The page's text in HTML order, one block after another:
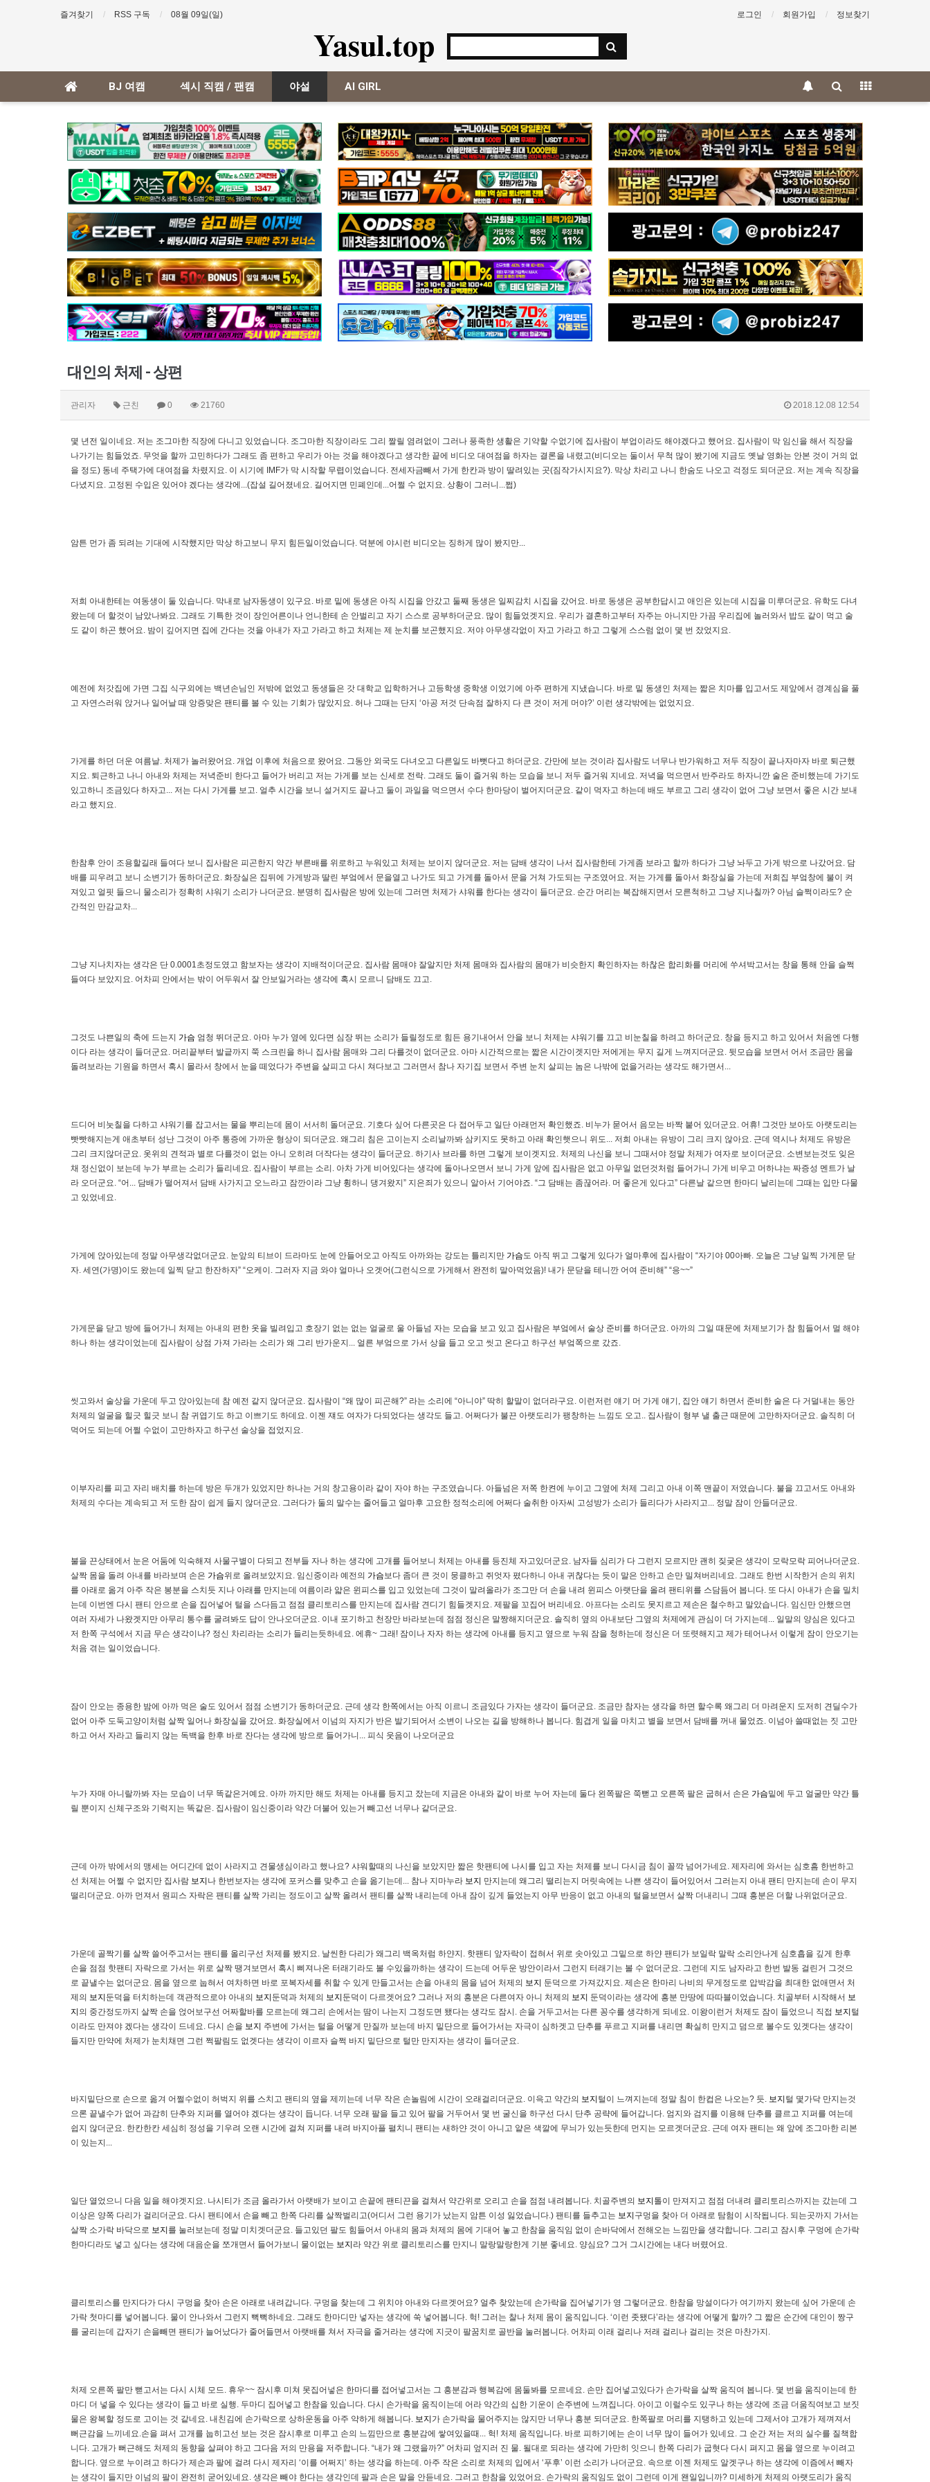
즐겨찾기 RSS 구독 08월 09일(일) 로그인 회원가입 정보찾기
Yasul.top
BJ 여캠 섹시 직캠 / 팬캠 야설 AI GIRL
대인의 처제 - 상편
관리자 근친 0 21760 2018.12.08 12:54
몇 년전 일이네요. 저는 조그마한 직장에 다니고 있었습니다. 조그마한 직장이라도 그리 짤릴 염려없이 그러나 풍족한 생활은 기약할 수없기에 집사람이 부업이라도 해야겠다고 했어요. 집사람이 막 임신을 해서 직장을
나가기는 힘들었죠. 무엇을 할까 고민하다가 그래도 좀 편하고 우리가 아는 것을 해야겠다고 생각한 끝에 비디오 대여점을 하자는 결론을 내렸고(비디오는 둘이서 무척 많이 봤기에 지금도 옛날 영화는 안본 것이 거의 없
을 정도) 동네 주택가에 대여점을 차렸지요. 이 시기에 IMF가 막 시작할 무렵이었습니다. 전세자금빼서 가게 한칸과 방이 딸려있는 곳(짐작가시지요?). 막상 차리고 나니 한숨도 나오고 걱정도 되더군요. 저는 계속 직장을
다녔지요. 고정된 수입은 있어야 겠다는 생각에...(잡설 길어졌네요. 길어지면 민폐인데...어쩔 수 없지요. 상황이 그러니...쩝)
암튼 먼가 좀 되려는 기대에 시작했지만 막상 하고보니 무지 힘든일이었습니다. 덕분에 야시런 비디오는 징하게 많이 봤지만...
저희 아내한테는 여동생이 둘 있습니다. 막내로 남자동생이 있구요. 바로 밑에 동생은 아직 시집을 안갔고 둘째 동생은 일찌감치 시집을 갔어요. 바로 동생은 공부한답시고 애인은 있는데 시집을 미루더군요. 유학도 다녀
왔는데 더 할것이 남았나봐요. 그래도 기특한 것이 장인어른이나 언니한테 손 안벌리고 자기 스스로 공부하더군요. 많이 힘들었겟지요. 우리가 결혼하고부터 자주는 아니지만 가끔 우리집에 놀러와서 밥도 같이 먹고 술
도 같이 하곤 했어요. 밤이 깊어지면 집에 간다는 것을 아내가 자고 가라고 하고 처제는 제 눈치를 보곤했지요. 저야 아무생각없이 자고 가라고 하고 그렇게 스스럼 없이 몇 번 잤었지요.
예전에 처갓집에 가면 그집 식구외에는 백년손님인 저밖에 없었고 동생들은 갓 대학교 입학하거나 고등학생 중학생 이었기에 아주 편하게 지냈습니다. 바로 밑 동생인 처제는 짧은 치마를 입고서도 제앞에서 경계심을 풀
고 자연스러워 앉거나 일어날 때 앙증맞은 팬티를 볼 수 있는 기회가 많았지요. 허나 그때는 단지 ‘아공 저것 단속점 잘하지 다 큰 것이 저게 머야?’ 이런 생각밖에는 없었지요.
가게를 하던 더운 여름날. 처제가 놀러왔어요. 개업 이후에 처음으로 왔어요. 그동안 외국도 다녀오고 다른일도 바뻣다고 하더군요. 간만에 보는 것이라 집사람도 너무나 반가워하고 저두 직장이 끝나자마자 바로 퇴근했
지요. 퇴근하고 나니 아내와 처제는 저녁준비 한다고 들어가 버리고 저는 가게를 보는 신세로 전락. 그래도 둘이 즐거워 하는 모습을 보니 저두 즐거워 지네요. 저녁을 먹으면서 반주라도 하자니깐 술은 준비했는데 가기도
있고하니 조금있다 하자고... 저는 다시 가게를 보고. 얼추 시간을 보니 설거지도 끝나고 둘이 과일을 먹으면서 수다 한마당이 벌어지더군요. 같이 먹자고 하는데 배도 부르고 그리 생각이 없어 그냥 보면서 좋은 시간 보내
라고 했지요.
한참후 안이 조용할길래 들여다 보니 집사람은 피곤한지 약간 부른배를 위로하고 누워있고 처제는 보이지 않더군요. 저는 담배 생각이 나서 집사람한테 가게좀 보라고 할까 하다가 그냥 놔두고 가게 밖으로 나갔어요. 담
배를 피우려고 보니 소변기가 동하더군요. 화장실은 집뒤에 가게방과 딸린 부엌에서 문을열고 나가도 되고 가게를 돌아서 문을 거쳐 가도되는 구조였어요. 저는 가게를 돌아서 화장실을 가는데 저희집 부엌창에 불이 켜
져있고 얼핏 들으니 물소리가 정확히 샤워기 소리가 나더군요. 분명히 집사람은 방에 있는데 그러면 처제가 샤워를 한다는 생각이 들더군요. 순간 머리는 복잡해지면서 모른척하고 그냥 지나칠까? 아님 슬쩍이라도? 순
간적인 만감교차...
그냥 지나치자는 생각은 단 0.0001초정도였고 함보자는 생각이 지배적이더군요. 집사람 몸매야 잘알지만 처제 몸매와 집사람의 몸매가 비슷한지 확인하자는 하찮은 합리화를 머리에 쑤셔박고서는 창을 통해 안을 슬쩍
들여다 보았지요. 어차피 안에서는 밖이 어두워서 잘 안보일거라는 생각에 혹시 모르니 담배도 끄고.
그것도 나쁜일의 축에 드는지 가슴 엄청 뛰더군요. 아마 누가 옆에 있다면 심장 뛰는 소리가 들릴정도로 힘든 용기내어서 안을 보니 처제는 샤워기를 끄고 비눈칠을 하려고 하더군요. 창을 등지고 하고 있어서 처음엔 다행
이다 라는 생각이 들더군요. 머리끝부터 발긑까지 쭉 스크린을 하니 집사람 몸매와 그리 다를것이 없더군요. 아마 시간적으로는 짧은 시간이겟지만 저에게는 무지 길게 느껴지더군요. 뒷모습을 보면서 어서 조금만 몸을
돌려보라는 기원을 하면서 혹시 몰라서 창에서 눈을 떼었다가 주변을 살피고 다시 쳐다보고 그러면서 참나 자기집 보면서 주변 눈치 살피는 놈은 나밖에 없을거라는 생각도 해가면서...
드디어 비눗칠을 다하고 샤워기를 잡고서는 물을 뿌리는데 몸이 서서히 돌더군요. 기호다 싶어 다른곳은 다 접어두고 일단 아래먼저 확인했죠. 비누가 묻어서 음모는 바짝 붙어 있더군요. 어휴! 그것만 보아도 아랫도리는
빳빳해지는게 애초부터 성난 그것이 아주 통증에 가까운 형상이 되더군요. 왜그리 침은 고이는지 소리날까봐 삼키지도 못하고 아래 확인햇으니 위도... 저희 아내는 유방이 그리 크지 않아요. 근데 역시나 처제도 유방은
그리 크지않더군요. 옷위의 견적과 별로 다를것이 없는 아니 오히려 더작다는 생각이 들더군요. 하기사 브라를 하면 그렇게 보이겟지요. 처제의 나신을 보니 그때서야 정말 처제가 여자로 보이더군요. 소변보는것도 잊은
채 정신없이 보는데 누가 부르는 소리가 들리네요. 집사람이 부르는 소리. 아차 가게 비어있다는 생각에 돌아나오면서 보니 가게 앞에 집사람은 없고 아무일 없던것처럼 들어가니 가게 비우고 머하냐는 짜증성 멘트가 날
라 오더군요. “어... 담배가 떨어져서 담배 사가지고 오느라고 잠깐이라 그냥 휭하니 댕겨왔지” 지은죄가 있으니 알아서 기어야죠. “그 담배는 좀끊어라. 머 좋은게 있다고” 다른날 같으면 한마디 날리는데 그때는 입만 다물
고 있었네요.
가게에 앉아있는데 정말 아무생각없더군요. 눈앞의 티브이 드라마도 눈에 안들어오고 아직도 아까와는 강도는 틀리지만 가슴도 아직 뛰고 그렇게 있다가 얼마후에 집사람이 “자기야 00아빠. 오늘은 그냥 일찍 가게문 닫
자. 세연(가명)이도 왔는데 일찍 닫고 한잔하자” “오케이. 그러자 지금 와야 얼마나 오겟어(그런식으로 가게해서 완전히 말아먹었음)! 내가 문닫을 테니깐 어여 준비해” “응~~”
가게문을 닫고 방에 들어가니 처제는 아내의 편한 옷을 빌려입고 호장기 없는 없는 얼굴로 울 아들넘 자는 모습을 보고 있고 집사람은 부엌에서 술상 준비를 하더군요. 아까의 그일 때문에 처제보기가 참 힘들어서 멀 해야
하나 하는 생각이었는데 집사람이 상점 가져 가라는 소리가 왜 그리 반가운지... 얼른 부엌으로 가서 상을 들고 오고 씻고 온다고 하구선 부엌쪽으로 갔죠.
씻고와서 술상을 가운데 두고 앉아있는데 참 예전 같지 않더군요. 집사람이 “왜 많이 피곤해?” 라는 소리에 “아니야” 딱히 할말이 없더라구요. 이런저런 얘기 머 가게 얘기, 집안 얘기 하면서 준비한 술은 다 거덜내는 동안
처제의 얼굴을 힐긋 힐긋 보니 참 귀엽기도 하고 이쁘기도 하데요. 이젠 쟤도 여자가 다되었다는 생각도 들고. 어쩌다가 불끈 아랫도리가 팽창하는 느낌도 오고.. 집사람이 형부 낼 출근 때문에 고만하자더군요. 솔직히 더
먹어도 되는데 어쩔 수없이 고만하자고 하구선 술상을 접었지요.
이부자리를 피고 자리 배치를 하는데 방은 두개가 있었지만 하나는 거의 창고용이라 같이 자야 하는 구조였습니다. 아들넘은 저쪽 한켠에 누이고 그옆에 처제 그리고 아내 이쪽 맨끝이 저였습니다. 불을 끄고서도 아내와
처제의 수다는 계속되고 저 도한 잠이 쉽게 들지 않더군요. 그러다가 둘의 말수는 줄어들고 얼마후 고요한 정적소리에 어쩌다 술취한 아자씨 고성방가 소리가 들리다가 사라지고... 정말 잠이 안들더군요.
불을 끈상태에서 눈은 어둠에 익숙해져 사물구별이 다되고 전부들 자나 하는 생각에 고개를 들어보니 처제는 아내를 등진체 자고있더군요. 남자들 심리가 다 그런지 모르지만 괜히 짖궂은 생각이 모락모락 피어나더군요.
살짝 몸을 돌려 아내를 바라보며 손은 가슴위로 올려보았지요. 임신중이라 예전의 가슴보다 좀더 큰 것이 뭉클하고 쥐엇자 폈다하니 아내 귀찮다는 듯이 말은 안하고 손만 밀쳐버리네요. 그래도 한번 시작한거 손의 위치
를 아래로 옮겨 아주 작은 봉분을 스치듯 지나 아래를 만지는데 여름이라 얇은 윈피스를 입고 있었는데 그것이 말려올라가 조그만 더 손을 내려 윈피스 아랫단을 올려 팬티위를 스담듬어 봅니다. 또 다시 아내가 손을 밀치
는데 이번엔 다시 팬티 안으로 손을 집어넣어 털을 스다듬고 점점 클리토리스를 만지는데 집사람 견디기 힘들겟지요. 제팔을 꼬집어 버리네요. 아프다는 소리도 못지르고 제손은 철수하고 말았습니다. 임신만 안했으면
여러 자세가 나왔겟지만 아무리 통수를 굴려봐도 답이 안나오더군요. 이내 포기하고 천장만 바라보는데 점점 정신은 말짱해지더군요. 솔직히 옆의 아내보단 그옆의 처제에게 관심이 더 가지는데... 일말의 양심은 있다고
저 한쪽 구석에서 지금 무슨 생각이냐? 정신 차리라는 소리가 들리는듯하네요. 에휴~ 그래! 잠이나 자자 하는 생각에 아내를 등지고 옆으로 누워 잠을 청하는데 정신은 더 또렷해지고 제가 테어나서 이렇게 잠이 안오기는
처음 겪는 일이었습니다.
잠이 안오는 종용한 밤에 아까 먹은 술도 있어서 점점 소변기가 동하더군요. 근데 생각 한쪽에서는 아직 이르니 조금있다 가자는 생각이 들더군요. 조금만 참자는 생각을 하면 할수록 왜그리 더 마려운지 도저히 견딜수가
없어 아주 도둑고양이처럼 살짝 일어나 화장실을 갔어요. 화장실에서 이넘의 자지가 반은 발기되어서 소변이 나오는 길을 방해하나 봅니다. 힘겹게 일을 마치고 별을 보면서 담배를 꺼내 물었죠. 이넘아 쓸때없는 짓 고만
하고 어서 자라고 들리지 않는 독백을 한후 바로 잔다는 생각에 방으로 들어가니... 피식 웃음이 나오더군요
누가 자매 아니랄까봐 자는 모습이 너무 똑같은거예요. 아까 까지만 해도 처제는 아내를 등지고 잤는데 지금은 아내와 같이 바로 누어 자는데 둘다 왼쪽팔은 쭉뻗고 오른쪽 팔은 굽혀서 손은 가슴밑에 두고 얼굴만 약간 틀
릴 뿐이지 신체구조와 기럭지는 똑같은. 집사람이 임신중이라 약간 더불어 있는거 빼고선 너무나 같더군요.
근데 아까 밖에서의 맹세는 어디간데 없이 사라지고 견물생심이라고 했나요? 샤워할때의 나신을 보았지만 짧은 핫팬티에 나시를 입고 자는 처제를 보니 다시금 침이 꼴깍 넘어가네요. 제자리에 와서는 심호흠 한번하고
선 처제는 어쩔 수 없지만 집사람 보지 나 한번보자는 생각에 포커스를 맞추고 손을 옮기는데... 참나 지마누라 보지 만지는데 왜그리 떨리는지 머릿속에는 나쁜 생각이 들어있어서 그러는지 아내 팬티 만지는데 손이 무지
떨리더군요. 아까 먼져서 원피스 자락은 팬티를 살짝 가리는 정도이고 살짝 올려서 팬티를 살짝 내리는데 아내 잠이 깊게 들었는지 아무 반응이 없고 아내의 털을보면서 살짝 더내리니 그때 흥분은 더할 나위없더군요.
가운데 골짝기를 살짝 쓸어주고서는 팬티를 올리구선 처제를 봤지요. 날씬한 다리가 왜그리 백옥처럼 하얀지. 핫팬티 앞자락이 접혀서 위로 솟아있고 그밑으로 하얀 팬티가 보일락 말락 소리안나게 심호흡을 깊게 한후
손을 점점 핫팬티 자락으로 가서는 위로 살짝 땡겨보면서 혹시 삐져나온 터래기라도 볼 수있을까하는 생각이 드는데 어두운 방안이라서 그런지 터래기는 볼 수 없더군요. 그런데 지도 남자라고 한번 발동 걸린거 그것으
로 끝낼수는 없더군요. 몸을 옆으로 눕혀서 여차하면 바로 포복자세를 취할 수 있게 만들고서는 손을 아내의 몸을 넘어 처제의 보지 둔덕으로 가져갔지요. 제손은 한마리 나비의 무게정도로 압박감을 최대한 없애면서 처
제의 보지 둔덕을 터치하는데 객관적으로야 아내의 보지 둔덕과 처제의 보지 둔덕이 다르겟어요? 그러나 저의 흥분은 다른여자 아니 처제의 보지 둔덕이라는 생각에 흥분 만땅에 따따블이었습니다. 치골부터 시작해서 보
지 의 중간정도까지 살짝 손을 얹어보구선 어짜할바를 모르는데 왜그리 손에서는 땀이 나는지 그정도면 됐다는 생각도 잠시. 손을 거두고서는 다른 꽁수를 생각하게 되네요. 이왕이런거 처제도 잠이 들었으니 직접 보지 털
이라도 만져야 겠다는 생각이 드네요. 다시 손을 보지 주변에 가서는 털을 어떻게 만질까 보는데 바지 밑단으로 들어가서는 자극이 심하겟고 단추를 푸르고 지퍼를 내리면 확실히 만지고 덤으로 볼수도 있겟다는 생각이
들지만 만약에 처제가 눈치채면 그런 쩍팔림도 없겟다는 생각이 이르자 슬쩍 바지 밑단으로 털만 만지자는 생각이 들더군요.
바지밑단으로 손으로 옮겨 어쩔수없이 허벅지 위를 스치고 팬티의 옆을 제끼는데 너무 작은 손놀림에 시간이 오래걸리더군요. 이윽고 약간의 보지 털이 느껴지는데 정말 침이 한컵은 나오는? 듯. 보지 털 몇가닥 만지는것
으론 끝낼수가 없어 과감히 단추와 지퍼를 열어야 겠다는 생각이 듭니다. 너무 오래 팔을 들고 있어 팔을 거두어서 몇 번 굴신을 하구선 다시 단추 공략에 들어갑니다. 엄지와 검지를 이용해 단추를 클르고 지퍼를 여는데
쉽지 않더군요. 한칸한칸 세심히 정성을 기우려 오랜 시간에 걸쳐 지퍼를 내려 바지아플 펼치니 팬티는 새하얀 것이 아니고 얕은 색깔에 무늬가 있는듯한데 먼지는 모르겟더군요. 근데 여자 팬티는 왜 앞에 조그마한 리본
이 있는지...
일단 열었으니 다음 일을 해야겟지요. 나시티가 조금 올라가서 아랫배가 보이고 손끝에 팬티끈을 걸쳐서 약간위로 오리고 손을 점점 내려봅니다. 치골주변의 보지 톨이 만져지고 점점 더내려 클리토리스까지는 갔는데 그
이상은 양쪽 다리가 걸리더군요. 다시 팬티에서 손을 빼고 한쪽 다리를 살짝벌리고(어디서 그런 용기가 났는지 암튼 이성 잃었습니다.) 팬티를 들추고는 보지 구멍을 찾아 더 아래로 탐험이 시작됩니다. 되는곳까지 가서는
살짝 소가락 바닥으로 보지 를 눌러보는데 정말 미치겟더군요. 들고있던 팔도 힘들어서 아내의 몸과 처제의 몸에 기대어 놓고 한참을 움직임 없이 손바닥에서 전해오는 느낌만을 생각합니다. 그리고 잠시후 구멍에 손가락
한마디라도 넣고 싶다는 생각에 대음순을 쪼개면서 들어가보니 물이없는 보지 라 약간 위로 클리토리스를 만지니 말랑말랑한게 기분 좋네요. 양심요? 그거 그시간에는 내다 버렸어요.
클리토리스를 만지다가 다시 구멍을 찾아 손은 아래로 내려갑니다. 구멍을 찾는데 그 위치야 아내와 다르겟어요? 얼추 찾았는데 손가락을 집어넣기가 영 그렇더군요. 한참을 망설이다가 여기까지 왔는데 싶어 가운데 손
가락 첫마디를 넣어봅니다. 물이 안나와서 그런지 뻑뻑하네요. 그래도 한마디만 넣자는 생각에 쑥 넣어봅니다. 헉! 그러는 찰나 처제 몸이 움직입니다. ‘이런 좃됐다’라는 생각에 어떻게 할까? 그 짧은 순간에 대인이 짱구
를 굴리는데 갑자기 손을빼면 팬티가 늘어났다가 줄어들면서 아랫배를 쳐서 자극을 줄거라는 생각에 지긋이 팔꿈치로 골반을 눌러봅니다. 어차피 이래 걸리나 저래 걸리나 걸리는 것은 마찬가지.
처제 오른쪽 팔만 뻗고서는 다시 시체 모드. 휴우~~ 잠시후 미쳐 못집어넣은 한마디를 접어넣고서는 그 흥분감과 행복감에 몸둘봐를 모르네요. 손만 집어넣고있다가 손가락을 살짝 움직여 봅니다. 몇 번을 움직이는데 한
마디 더 넣을 수 있다는 생각이 들고 바로 실행. 두마디 집어넣고 한참을 있습니다. 다시 손가락을 움직이는데 어라 약간의 십한 기운이 손주변에 느껴집니다. 아이고 이럴수도 있구나 하는 생각에 조금 더움직여보고 보짓
물은 왕복할 정도로 고이는 것 같네요. 내친김에 손가락으로 상하운동을 아주 약하게 해봅니다. 보지 가 손가락을 물어주지는 않지만 너무나 흥분 되더군요. 한쪽팔로 머리를 지탱하고 있는데 그제서야 고개가 제껴져서
뻐근감을 느끼네요.손을 펴서 고개를 눕히고선 보는 것은 잠시후로 미루고 손의 느낌만으로 흥분감에 쌓여있을때... 헉! 처제 움직입니다. 바로 피하기에는 손이 너무 많이 들어가 있네요. 그 순간 저는 저의 실수를 질책합
니다. 고개가 뻐근해도 처제의 동향을 살펴야 하고 그다음 저의 만용을 저주합니다. “내가 왜 그랬을까?” 어차피 엎지러 진 물. 될대로 되라는 생각에 가만히 잇으니 한쪽 다리가 굽혓다 다시 펴지고 몸을 옆으로 누이려고
합니다. 옆으로 누이려고 하다가 제손과 팔에 걸려 다시 제자리 ‘이를 어쩌지’ 하는 생각을 하는데. 아주 작은 소리로 처제의 입에서 ‘푸후’ 이런 소리가 나더군요. 속으로 이젠 처제도 알겟구나 하는 생각에 이즘에서 빼자
는 생각이 들지만 이넘의 팔이 완전히 굳어있네요. 생각은 빼야 한다는 생각인데 팔과 손은 말을 안듣네요. 그러고 한참을 있었어요. 손가락의 움직임도 없이 그런데 이게 왠일입니까? 미세하게 처제의 아랫도리가 움직